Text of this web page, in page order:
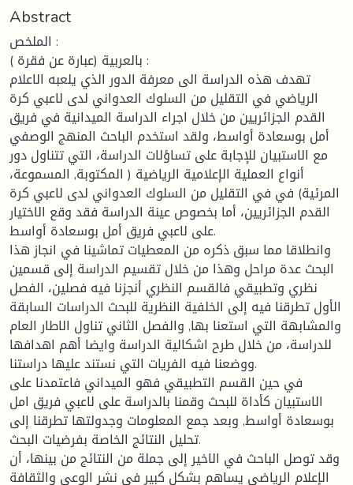
Abstract
الملخص :
بالعربية (عبارة عن فقرة ) :
تهدف هذه الدراسة الى معرفة الدور الذي يلعبه الاعلام
الرياضي في التقليل من السلوك العدواني لدى لاعبي كرة
القدم الجزائريين من خلال اجراء الدراسة الميدانية في فريق
أمل بوسعادة أواسط، ولقد استخدم الباحث المنهج الوصفي
مع الاستبيان للإجابة على تساؤلات الدراسة، التي تتناول دور
أنواع العملية الإعلامية الرياضية ( المكتوبة, المسموعة،
المرئية) في في التقليل من السلوك العدواني لدى لاعبي كرة
القدم الجزائريين، أما بخصوص عينة الدراسة فقد وقع الاختيار
على لاعبي فريق أمل بوسعادة أواسط.
وانطلاقا مما سبق ذكره من المعطيات تماشينا في انجاز هذا
البحث عدة مراحل وهذا من خلال تقسيم الدراسة إلى قسمين
نظري وتطبيقي فالقسم النظري أنجزنا فيه فصلين، الفصل
الأول تطرقنا فيه إلى الخلفية النظرية للبحث الدراسات السابقة
والمشابهة التي استعنا بها, والفصل الثاني تناول الاطار العام
للدراسة، من خلال طرح اشكالية الدراسة وايضا أهم اهدافها
ووضعنا فيه الفريات التي نستند عليها دراستنا.
في حين القسم التطبيقي فهو الميداني فاعتمدنا على
الاستبيان كأداة للبحث وقمنا بالدراسة على لاعبي فريق امل
بوسعادة أواسط, وبعد جمع المعلومات وجدولتها تطرقنا إلى
تحليل النتائج الخاصة بفرضيات البحث.
وقد توصل الباحث في الاخير إلى جملة من النتائج من بينها، أن
الإعلام الرياضي يساهم بشكل كبير في نشر الوعي والثقافة